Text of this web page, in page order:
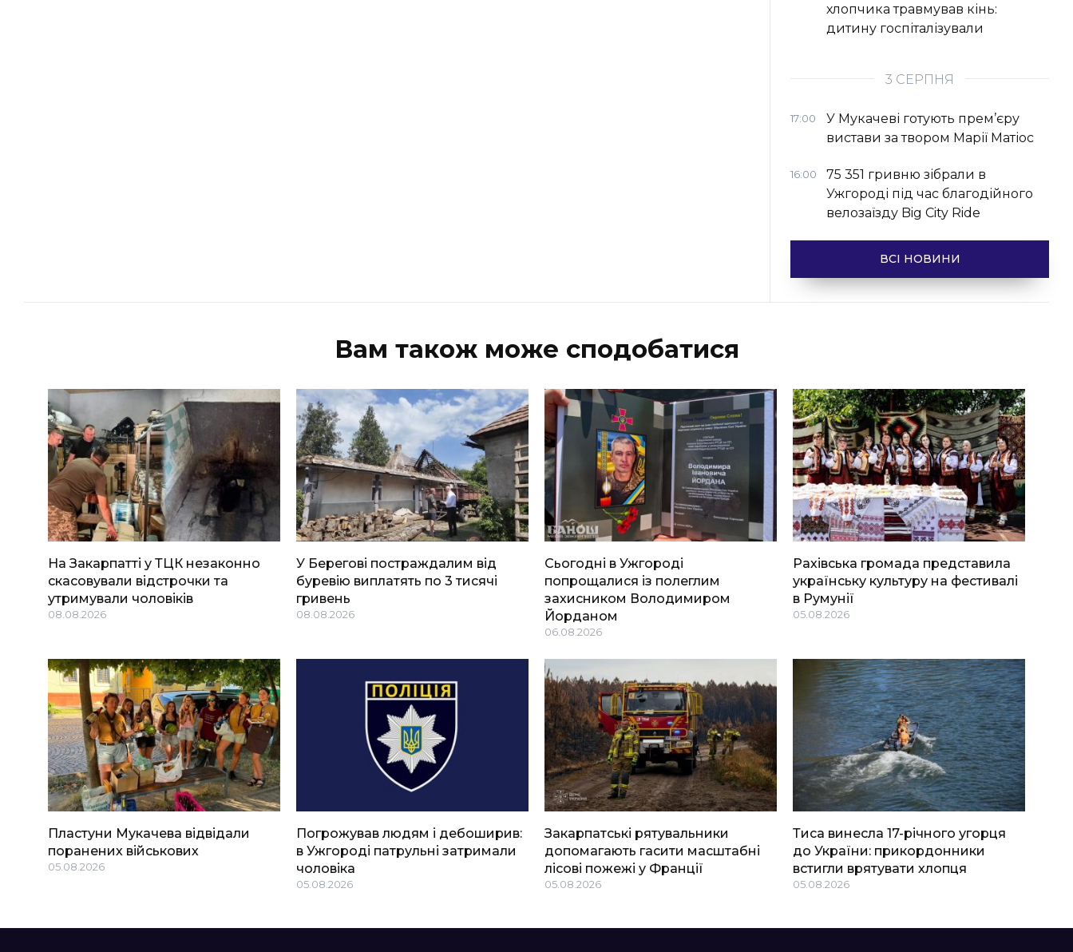
хлопчика травмував кінь:
дитину госпіталізували
3 СЕРПНЯ
17:00
У Мукачеві готують прем’єру
вистави за твором Марії Матіос
16:00
75 351 гривню зібрали в
Ужгороді під час благодійного
велозаїзду Big Сity Ride
ВСІ НОВИНИ
Вам також може сподобатися
На Закарпатті у ТЦК незаконно
скасовували відстрочки та
утримували чоловіків
08.08.2026
У Берегові постраждалим від
буревію виплатять по 3 тисячі
гривень
08.08.2026
Сьогодні в Ужгороді
попрощалися із полеглим
захисником Володимиром
Йорданом
06.08.2026
Рахівська громада представила
українську культуру на фестивалі
в Румунії
05.08.2026
Пластуни Мукачева відвідали
поранених військових
05.08.2026
Погрожував людям і дебоширив:
в Ужгороді патрульні затримали
чоловіка
05.08.2026
Закарпатські рятувальники
допомагають гасити масштабні
лісові пожежі у Франції
05.08.2026
Тиса винесла 17-річного угорця
до України: прикордонники
встигли врятувати хлопця
05.08.2026